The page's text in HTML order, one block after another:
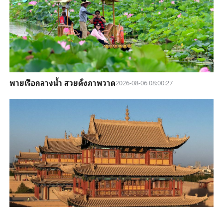
พายเรือกลางน้ำ สวยดั่งภาพวาด2026-08-06 08:00:27